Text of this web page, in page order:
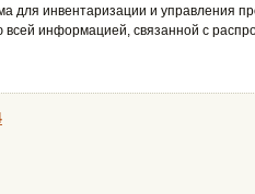
для инвентаризации и управления
информацией, связанной с